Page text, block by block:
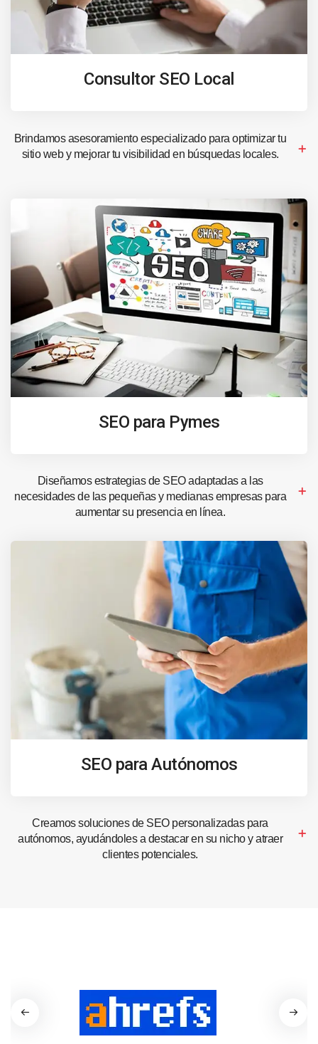
Consultor SEO Local
Brindamos asesoramiento especializado para optimizar tu
sitio web y mejorar tu visibilidad en búsquedas locales.
SEO para Pymes
Diseñamos estrategias de SEO adaptadas a las
necesidades de las pequeñas y medianas empresas para
aumentar su presencia en línea.
SEO para Autónomos
Creamos soluciones de SEO personalizadas para
autónomos, ayudándoles a destacar en su nicho y atraer
clientes potenciales.